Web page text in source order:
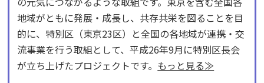
地域がともに発展・成長し、共存共栄を図ることを目
的に、特別区（東京23区）と全国の各地域が連携・交
流事業を行う取組として、平成26年9月に特別区長会
が立ち上げたプロジェクトです。 もっと見る≫